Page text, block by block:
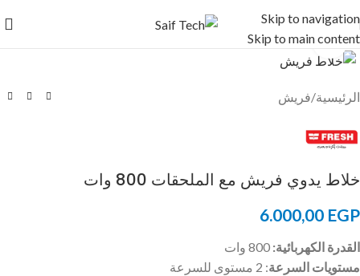
Skip to navigation
Skip to main content
Click to enlarge
الرئيسية/فريش
خلاط يدوي فريش مع الملحقات 800 وات
6.000,00 EGP
القدرة الكهربائية:
مستويات السرعة: 2 مستوى للسرعة